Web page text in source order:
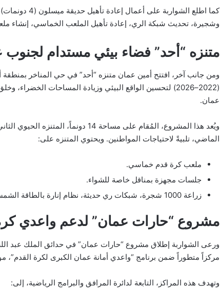
وشجيرة، تحديث شبكة الري، إعادة تأهيل الملعب الخماسي، إنشاء
متنزه “أحد” فضاء بيئي مستدام لجنوب
ومن جانب آخر، افتتح أمين عمان متنزه “أحد” في حي المناخر بمنطقة
(2022–2026) لتحسين الواقع البيئي وزيادة المساحات
عمان.
ويُعد هذا المشروع، المُقام على مساحة 14
الماضي، تلبيةً لاحتياجات المواطنين. ويحتوي المتنزه على:
ملعب كرة قدم خماسي.
جلسات مجهزة بمناقل خاصة للشواء.
زراعة 1000 شجرة، شبكات ري حديثة، نظام إنارة بالطاقة الشمسية، وتسييج بالكامل.
مشروع “حارات عمان” لدعم واعدي
مركزاً متطوراً ضمن برنامج “واعدي أمانة عمان الكبرى لكرة
وتهدف هذه المراكز، التابعة لدائرة المرافق والبرامج الرياضية، إلى: